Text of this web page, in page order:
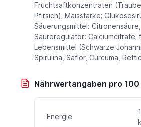
Fruchtsaftkonzentraten
Pfirsich); Maisstärke;
Säuerungsmittel:
Säureregulator: Calciumcitrate;
Lebensmittel (Schwarze
Spirulina, Saflor, Curcuma,
Nährwertangaben pro 100
Energie